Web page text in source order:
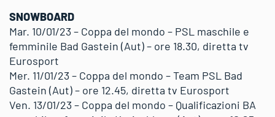
SNOWBOARD
Mar. 10/01/23 – Coppa del mondo – PSL maschile e
femminile Bad Gastein (Aut) – ore 18.30, diretta tv
Eurosport
Mer. 11/01/23 – Coppa del mondo – Team PSL Bad
Gastein (Aut) – ore 12.45, diretta tv Eurosport
Ven. 13/01/23 – Coppa del mondo – Qualificazioni BA